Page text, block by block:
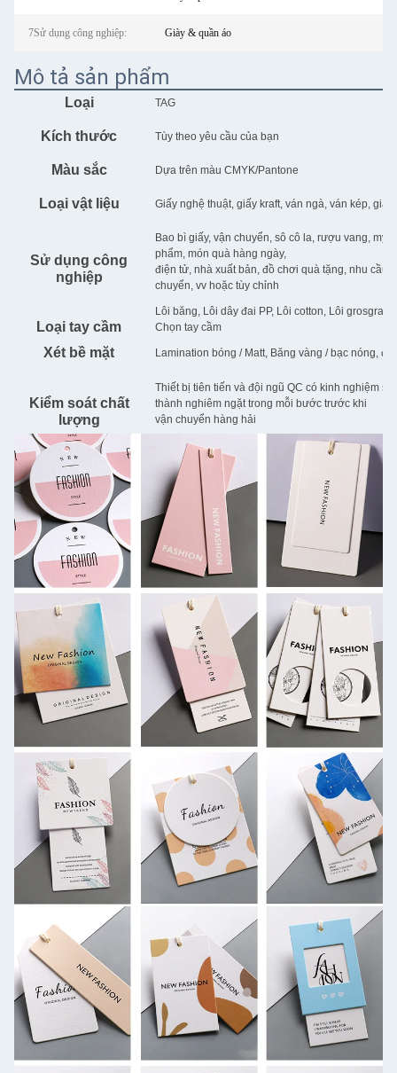
7Sử dụng công nghiệp: Giày & quần áo
Mô tả sản phẩm
Loại TAG
Kích thước Tùy theo yêu cầu của bạn
Màu sắc Dựa trên màu CMYK/Pantone
Loại vật liệu Giấy nghệ thuật, giấy kraft, ván ngà, ván kép, giấy
Sử dụng công
nghiệp
Bao bì giấy, vận chuyển, sô cô la, rượu vang, mỹ
phẩm, món quà hàng ngày,
điện tử, nhà xuất bản, đồ chơi quà tặng, nhu cầu
chuyển, vv hoặc tùy chỉnh
Loại tay cầm
Lôi băng, Lôi dây đai PP, Lôi cotton, Lôi
Chọn tay cầm
Xét bề mặt Lamination bóng / Matt, Băng vàng / bạc nóng,
Kiểm soát chất
lượng
Thiết bị tiên tiến và đội ngũ QC có kinh nghiệm
thành nghiêm ngặt trong mỗi bước trước khi
vận chuyển hàng hải